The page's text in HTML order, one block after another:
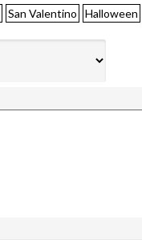
San Valentino Halloween